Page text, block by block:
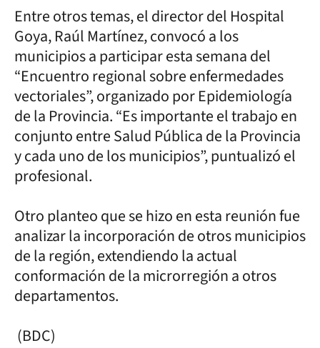
Entre otros temas, el director del Hospital
Goya, Raúl Martínez, convocó a los
municipios a participar esta semana del
“Encuentro regional sobre enfermedades
vectoriales”, organizado por Epidemiología
de la Provincia. “Es importante el trabajo en
conjunto entre Salud Pública de la Provincia
y cada uno de los municipios”, puntualizó el
profesional.
Otro planteo que se hizo en esta reunión fue
analizar la incorporación de otros municipios
de la región, extendiendo la actual
conformación de la microrregión a otros
departamentos.
(BDC)